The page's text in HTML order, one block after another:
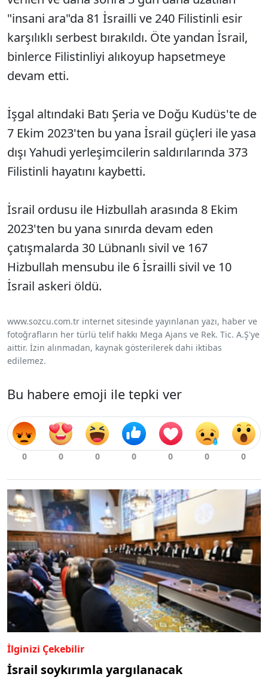
"insani ara"da 81 İsrailli ve 240 Filistinli esir
karşılıklı serbest bırakıldı. Öte yandan İsrail,
binlerce Filistinliyi alıkoyup hapsetmeye
devam etti.
İşgal altındaki Batı Şeria ve Doğu Kudüs'te de
7 Ekim 2023'ten bu yana İsrail güçleri ile yasa
dışı Yahudi yerleşimcilerin saldırılarında 373
Filistinli hayatını kaybetti.
İsrail ordusu ile Hizbullah arasında 8 Ekim
2023'ten bu yana sınırda devam eden
çatışmalarda 30 Lübnanlı sivil ve 167
Hizbullah mensubu ile 6 İsrailli sivil ve 10
İsrail askeri öldü.
www.sozcu.com.tr internet sitesinde yayınlanan yazı, haber ve
fotoğrafların her türlü telif hakkı Mega Ajans ve Rek. Tic. A.Ş'ye
aittir. İzin alınmadan, kaynak gösterilerek dahi iktibas
edilemez.
Bu habere emoji ile tepki ver
İlginizi Çekebilir
İsrail soykırımla yargılanacak